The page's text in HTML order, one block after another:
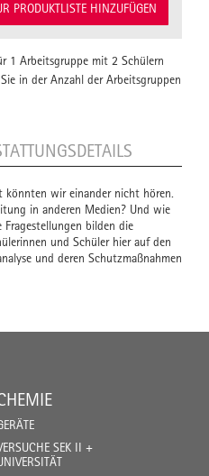
PRODUKTLISTE HINZUFÜGEN
1 Arbeitsgruppe mit 2 Schülern
in der Anzahl der Arbeitsgruppen
könnten wir einander nicht hören.
in anderen Medien? Und wie
bilden die
und Schüler hier auf den
und deren Schutzmaßnahmen
SEK II +